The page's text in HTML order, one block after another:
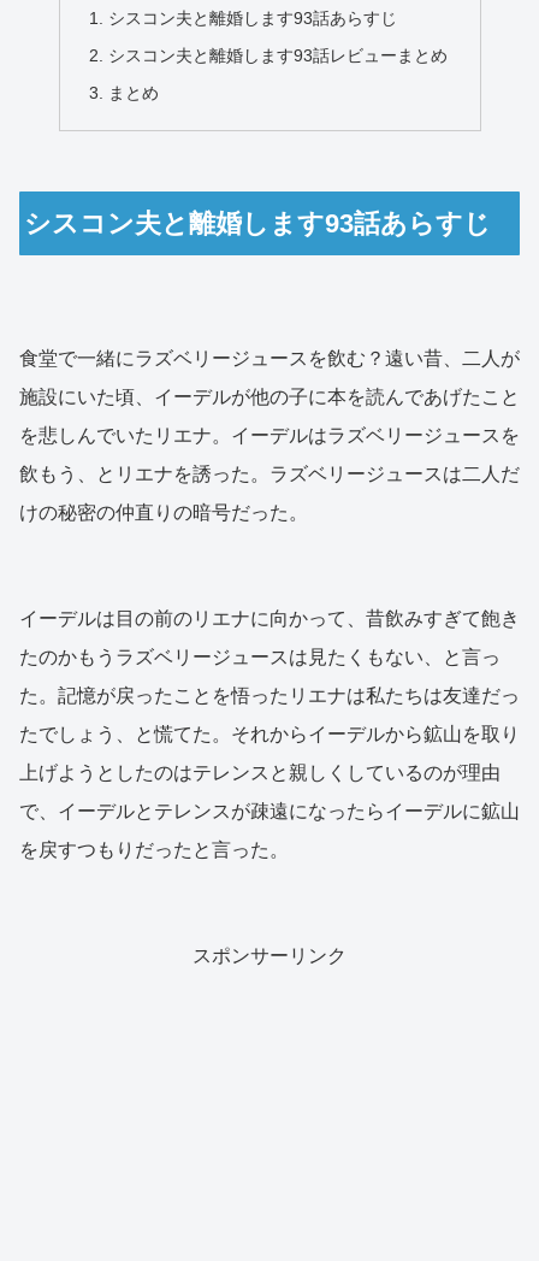
シスコン夫と離婚します93話あらすじ
シスコン夫と離婚します93話レビューまとめ
まとめ
シスコン夫と離婚します93話あらすじ
食堂で一緒にラズベリージュースを飲む？遠い昔、二人が
施設にいた頃、イーデルが他の子に本を読んであげたこと
を悲しんでいたリエナ。イーデルはラズベリージュースを
飲もう、とリエナを誘った。ラズベリージュースは二人だ
けの秘密の仲直りの暗号だった。
イーデルは目の前のリエナに向かって、昔飲みすぎて飽き
たのかもうラズベリージュースは見たくもない、と言っ
た。記憶が戻ったことを悟ったリエナは私たちは友達だっ
たでしょう、と慌てた。それからイーデルから鉱山を取り
上げようとしたのはテレンスと親しくしているのが理由
で、イーデルとテレンスが疎遠になったらイーデルに鉱山
を戻すつもりだったと言った。
スポンサーリンク